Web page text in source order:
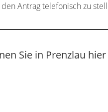
Antrag telefonisch zu
Sie in Prenzlau